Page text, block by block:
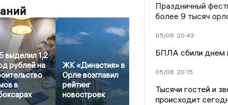
выделил 1,2
рублей на
в
ЖК «Династия» в
Орле возглавил
рейтинг
новостроек
Праздничный
более 9 тысяч
05/08 20:43
БПЛА сбили днем
05/08 20:15
Тысячи гостей и
происходит